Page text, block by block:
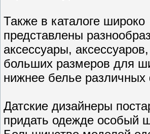
Также в каталоге широко
представлены
аксессуары,
больших размеров для
нижнее белье
Датские дизайнеры
придать одежде особый